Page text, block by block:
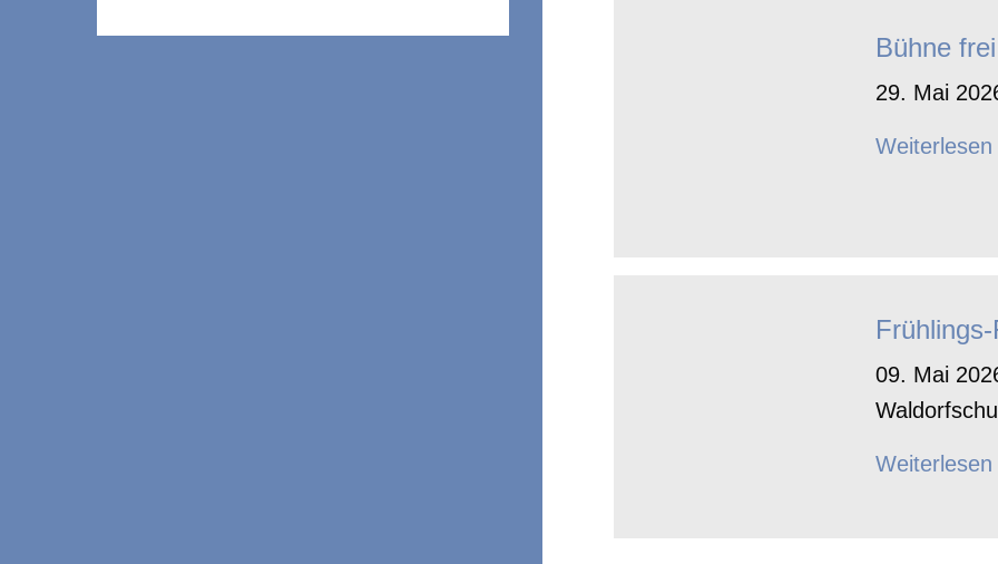
Bühne frei
29. Mai
Weiterlesen
09. Mai
Weiterlesen